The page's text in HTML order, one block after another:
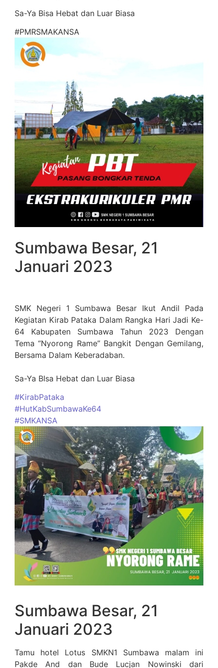
Sa-Ya Bisa Hebat dan Luar Biasa
#PMRSMAKANSA
Sumbawa Besar, 21
Januari 2023
SMK Negeri 1 Sumbawa Besar Ikut Andil Pada
Kegiatan Kirab Pataka Dalam Rangka Hari Jadi Ke-
64 Kabupaten Sumbawa Tahun 2023 Dengan
Tema “Nyorong Rame” Bangkit Dengan Gemilang,
Bersama Dalam Keberadaban.
Sa-Ya BIsa Hebat dan Luar Biasa
#KirabPataka
#HutKabSumbawaKe64
#SMKANSA
Sumbawa Besar, 21
Januari 2023
Tamu hotel Lotus SMKN1 Sumbawa malam ini
Pakde And dan Bude Lucjan Nowinski dari